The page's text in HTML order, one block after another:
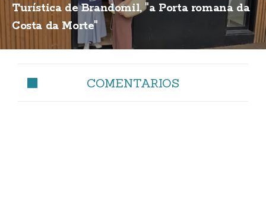
Turística de Brandomil, "a Porta romana da
Costa da Morte"
COMENTARIOS